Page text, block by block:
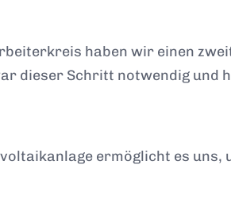
haben wir einen
dieser Schritt notwendig und
ermöglicht es uns,